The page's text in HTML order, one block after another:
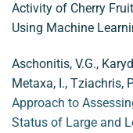
Activity of Cherry
Using Machine
Aschonitis, V.G.,
Metaxa, I., Tziachris,
Approach to
Status of Large and